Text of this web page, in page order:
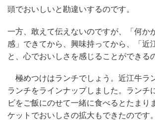
頭でおいしいと勘違いするのです。
一方、敢えて伝えないのですが、「何か
感」できてから、興味持ってから、「近
と、心でおいしさを感じることができる
極めつけはランチでしょう。近江牛ラ
ランチをラインナップしました。ランチ
ビをご飯にのせて一緒に食べるとたまり
ケットでおいしさの拡大もできたのです。